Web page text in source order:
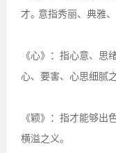
才｡ 意指秀丽、典雅
《心》：指心意、思
心、要害、心思细腻
《颖》：指才能够出
横溢之义｡